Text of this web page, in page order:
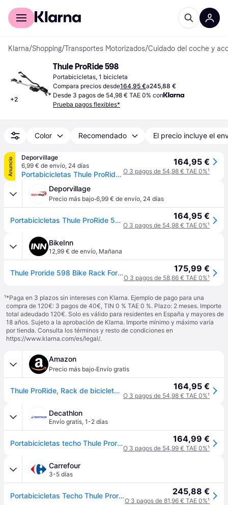
Comprar con Klarna
Klarna/Shopping/Transportes Motorizados/Cuidado del coche y
+2
Thule ProRide 598
Portabicicletas, 1 bicicleta
Compara precios desde164,95 €a245,88 €
Desde 3 pagos de 54,98 € TAE 0% con
Prueba pagos flexibles*
Color Recomendado El precio incluye el
Anuncio
Deporvillage
6,99 € de envío, 24 días
Portabicicletas Thule ProRide 598 1 bicicleta gris negro - Black
164,95 €
O 3 pagos de 54,98 € TAE 0%¹
Deporvillage
Precio más bajo·6,99 € de envío, 24 días
Portabicicletas Thule ProRide 598 1 bicicleta gris negro - Black 164,95 €
O 3 pagos de 54,98 € TAE 0%¹
BikeInn
12,99 € de envío, Mañana
Thule Proride 598 Bike Rack For 1 Bike Negro 1 Bike 175,99 €
O 3 pagos de 58,66 € TAE 0%¹
¹*Paga en 3 plazos sin intereses con Klarna. Ejemplo de pago para una
compra de 120€: 3 pagos de 40€, TIN 0 % TAE 0 %. Plazo: 2 meses. Importe
total adeudado 120€. Solo es válido para residentes en España y mayores de
18 años. Sujeto a la aprobación de Klarna. Importe mínimo y máximo varía
por tienda. Consulta los términos y resto de condiciones en
https://www.klarna.com/es/legal/.
Amazon
Precio más bajo·Envío gratis
Thule ProRide, Rack de bicicletas vertical para el montaje más rápido y cómodo - para bicicletas de hasta 20 kg, Référencia 598 164,95 €
O 3 pagos de 54,98 € TAE 0%¹
Decathlon
Envío gratis, 1-2 días
Portabicicletas techo Thule Proride 598 164,99 €
O 3 pagos de 54,99 € TAE 0%¹
Carrefour
3-5 días
Portabicicletas Techo Thule Proride 598 245,88 €
O 3 pagos de 81,96 € TAE 0%¹